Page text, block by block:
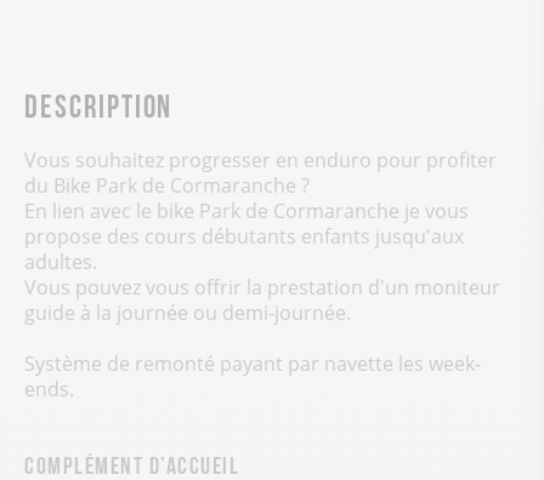
Description
Vous souhaitez progresser en enduro pour profiter
du Bike Park de Cormaranche ?
En lien avec le bike Park de Cormaranche je vous
propose des cours débutants enfants jusqu'aux
adultes.
Vous pouvez vous offrir la prestation d'un moniteur
guide à la journée ou demi-journée.
Système de remonté payant par navette les week-
ends.
Complément d’accueil